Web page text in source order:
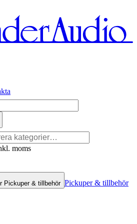
moms
Pickuper & tillbehör Pickuper & tillbehör